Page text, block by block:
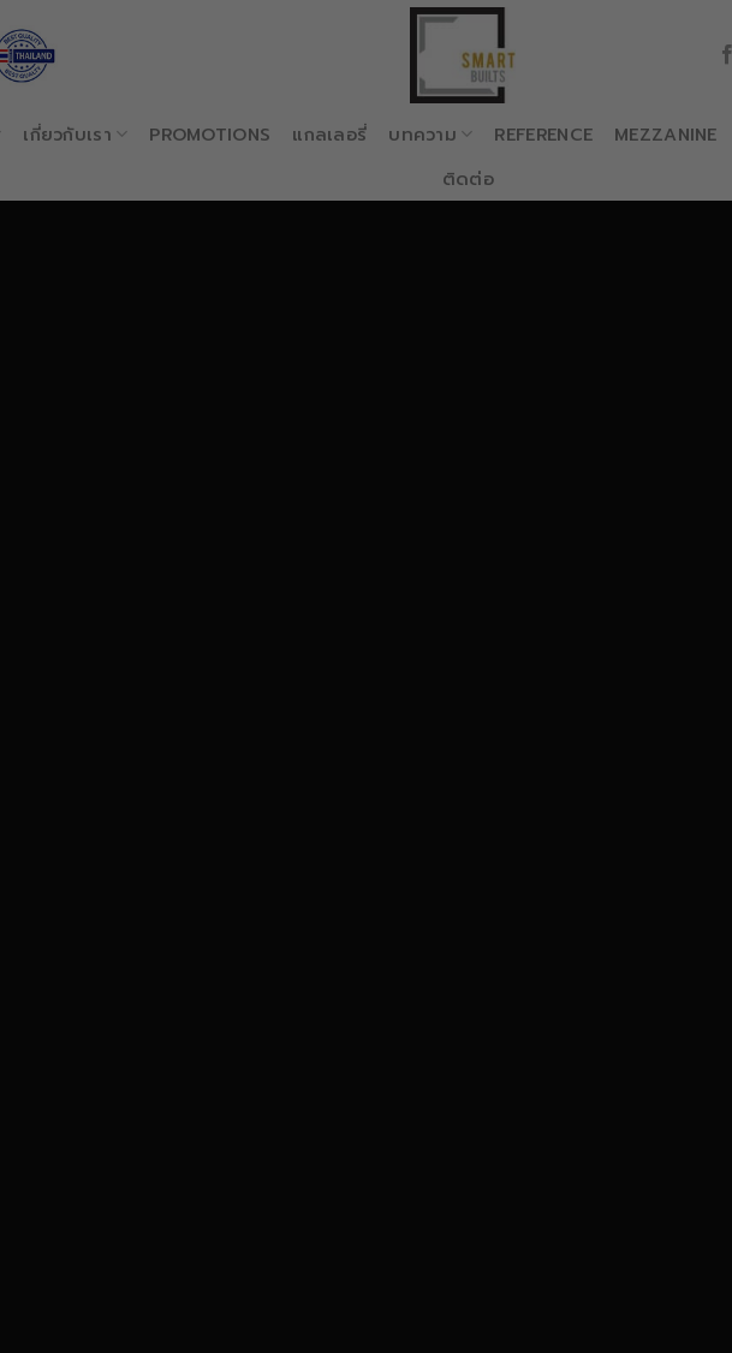
เกี่ยวกับเรา PROMOTIONS แกลเลอรี่ บทความ REFERENCE
MEZZANINE
ติดต่อ